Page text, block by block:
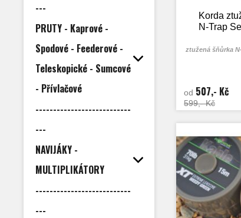
---
PRUTY - Kaprové -
Spodové - Feederové -
Teleskopické - Sumcové
- Přívlačové
---------------------------
---
NAVIJÁKY -
MULTIPLIKÁTORY
---------------------------
---
Korda
N-Trap
ztužená šňůrka
od 507,- Kč
599,- Kč